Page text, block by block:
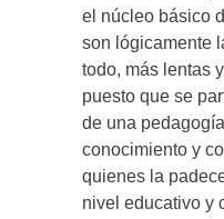
el núcleo básico
son lógicamente
todo, más lentas
puesto que se
de una
conocimiento y
quienes la
nivel educativo y